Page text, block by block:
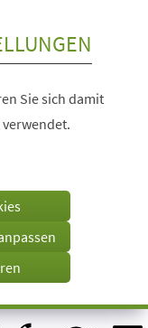
Sie sich damit